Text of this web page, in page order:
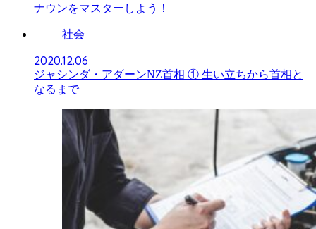
ナウンをマスターしよう！
社会
2020.12.06
ジャシンダ・アダーンNZ首相 ① 生い立ちから首相と
なるまで